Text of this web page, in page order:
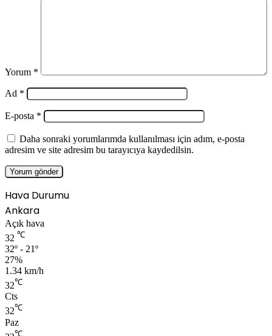
Yorum *
Ad *
E-posta *
Daha sonraki yorumlarımda kullanılması için adım, e-posta
adresim ve site adresim bu tarayıcıya kaydedilsin.
Hava Durumu
Ankara
Açık hava
32 ℃
32º - 21º
27%
1.34 km/h
32℃
Cts
32℃
Paz
℃